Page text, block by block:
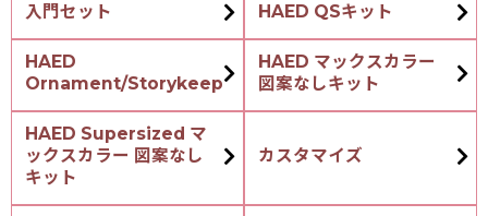
入門セット HAED QSキット
HAED
Ornament/Storykeep
HAED マックスカラー
図案なしキット
HAED Supersized マ
ックスカラー 図案なし
キット
カスタマイズ